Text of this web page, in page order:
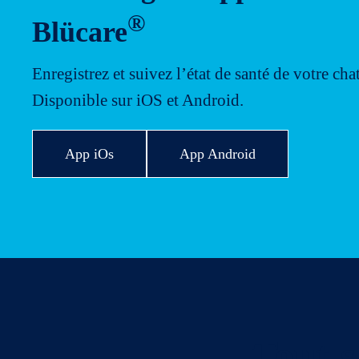
Blücare®
Enregistrez et suivez l’état de santé de votre
Disponible sur iOS et Android.
App iOs App Android